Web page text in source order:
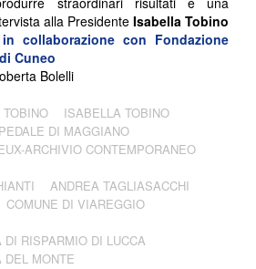
alla Presidente Isabella Tobino
collaborazione con Fondazione
Cuneo
Bolelli
ISABELLA TOBINO
DI MAGGIANO
ARCHIVIO CONTEMPORANEO
ANDREA TAGLIASACCHI
COMUNE DI VIAREGGIO
RISPARMIO DI LUCCA
DEL MONTE